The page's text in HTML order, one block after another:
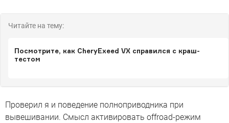
Читайте на тему:
Посмотрите, как CheryExeed VX справился с краш-
тестом
Проверил я и поведение полноприводника при
вывешивании. Смысл активировать offroad-режим